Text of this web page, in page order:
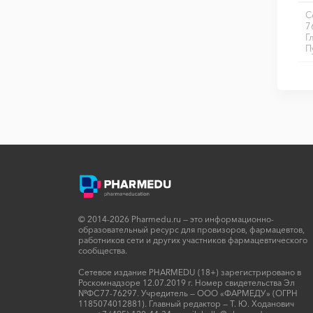
© 2014-2026 Pharmedu.ru — это информационно-
образовательный ресурс для провизоров, фармацевтов,
работников сети и других участников фармацевтического
сообщества.
Сетевое издание PHARMEDU (18+) зарегистрировано в
Роскомнадзоре 12.07.2019 г. Номер свидетельства Эл
№ФС77-76297. Учредитель — ООО «ФАРМЕДУ» (ОГРН
1185074012881). Главный редактор — Т. Ю. Ходанович